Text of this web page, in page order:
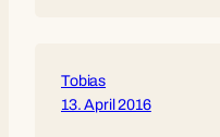
Tobias
13. April 2016